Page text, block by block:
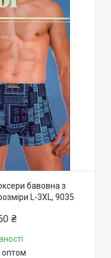
бавовна з
L-3XL, 9035
₴
оптом